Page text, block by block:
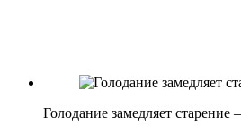
Голодание замедляет